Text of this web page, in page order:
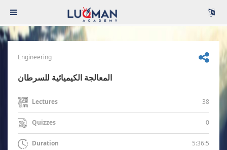
Engineering
المعالجة الكيميائية للسرطان
Lectures 38
Quizzes 0
Duration 5:36:5